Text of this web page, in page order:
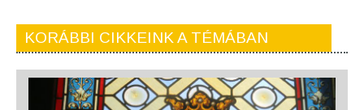
KORÁBBI CIKKEINK A TÉMÁBAN